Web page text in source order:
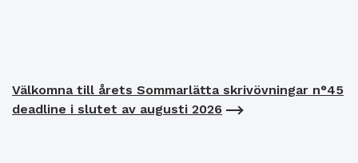
Välkomna till årets Sommarlätta skrivövningar n°45
deadline i slutet av augusti 2026